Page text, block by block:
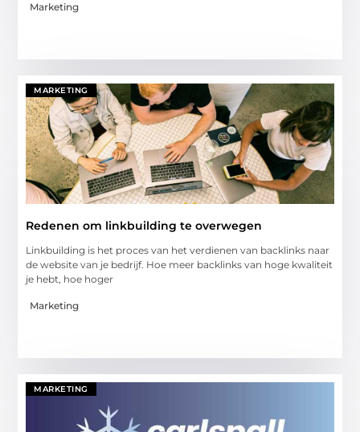
Marketing
MARKETING
Redenen om linkbuilding te overwegen
Linkbuilding is het proces van het verdienen van backlinks naar
de website van je bedrijf. Hoe meer backlinks van hoge kwaliteit
je hebt, hoe hoger
Marketing
MARKETING